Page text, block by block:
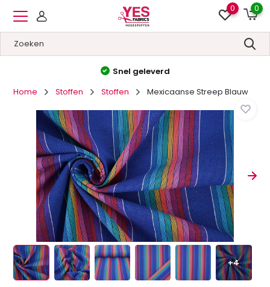
0 0
Hoge kwaliteit&Lage prijzen
Home
Stoffen Stoffen Mexicaanse Streep Blauw
+4